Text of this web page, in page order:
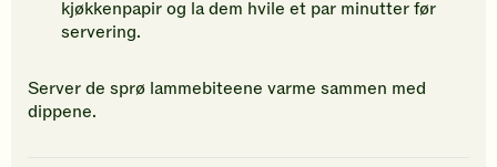
kjøkkenpapir og la dem hvile et par minutter før
servering.
Server de sprø lammebiteene varme sammen med
dippene.